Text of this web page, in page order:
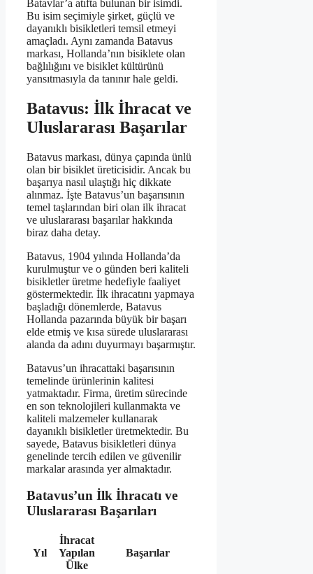
Batavlar’a atıfta bulunan bir isimdi.
Bu isim seçimiyle şirket, güçlü ve
dayanıklı bisikletleri temsil etmeyi
amaçladı. Aynı zamanda Batavus
markası, Hollanda’nın bisiklete olan
bağlılığını ve bisiklet kültürünü
yansıtmasıyla da tanınır hale geldi.
Batavus: İlk İhracat ve
Uluslararası Başarılar
Batavus markası, dünya çapında ünlü
olan bir bisiklet üreticisidir. Ancak bu
başarıya nasıl ulaştığı hiç dikkate
alınmaz. İşte Batavus’un başarısının
temel taşlarından biri olan ilk ihracat
ve uluslararası başarılar hakkında
biraz daha detay.
Batavus, 1904 yılında Hollanda’da
kurulmuştur ve o günden beri kaliteli
bisikletler üretme hedefiyle faaliyet
göstermektedir. İlk ihracatını yapmaya
başladığı dönemlerde, Batavus
Hollanda pazarında büyük bir başarı
elde etmiş ve kısa sürede uluslararası
alanda da adını duyurmayı başarmıştır.
Batavus’un ihracattaki başarısının
temelinde ürünlerinin kalitesi
yatmaktadır. Firma, üretim sürecinde
en son teknolojileri kullanmakta ve
kaliteli malzemeler kullanarak
dayanıklı bisikletler üretmektedir. Bu
sayede, Batavus bisikletleri dünya
genelinde tercih edilen ve güvenilir
markalar arasında yer almaktadır.
Batavus’un İlk İhracatı ve
Uluslararası Başarıları
Yıl
İhracat
Yapılan
Ülke
Başarılar